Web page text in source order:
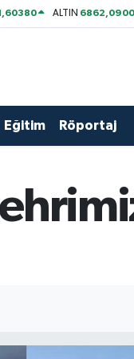
ALTIN
Eğitim Röportaj